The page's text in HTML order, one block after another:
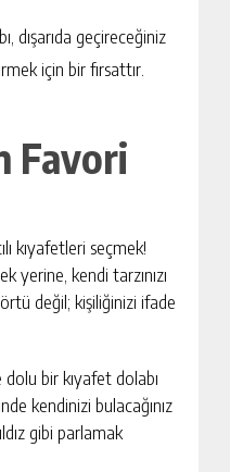
dışarıda geçireceğiniz
için bir fırsattır.
Favori
kıyafetleri seçmek!
yerine, kendi tarzınızı
değil; kişiliğinizi ifade
dolu bir kıyafet dolabı
kendinizi bulacağınız
gibi parlamak